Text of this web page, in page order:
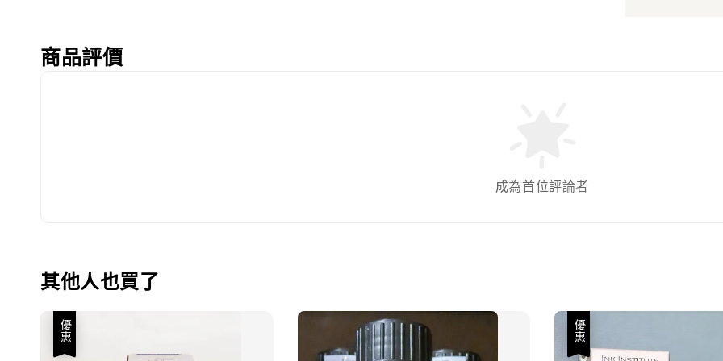
商品評價
成為首位評論者
其他人也買了
優惠 優惠